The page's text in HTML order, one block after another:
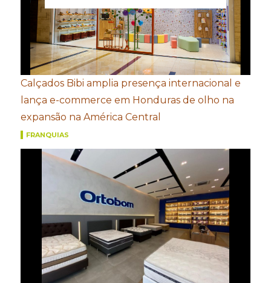
Calçados Bibi amplia presença internacional e
lança e-commerce em Honduras de olho na
expansão na América Central
FRANQUIAS